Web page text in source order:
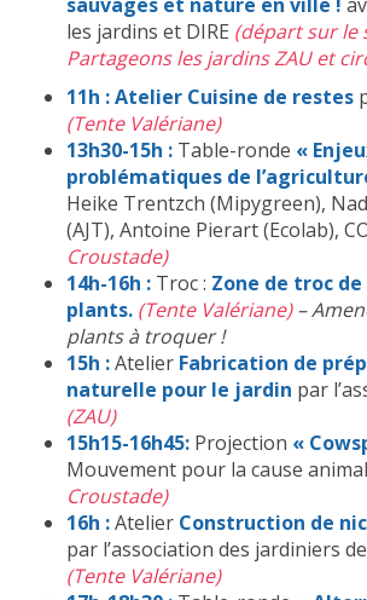
les jardins et DIRE (départ sur le
Partageons les jardins ZAU et
11h :Atelier Cuisine de restes
(Tente Valériane)
13h30-15h : Table-ronde «
problématiques de
Heike Trentzch (Mipygreen),
(AJT), Antoine Pierart (Ecolab),
Croustade)
14h-16h : Troc : Zone de troc
plants. (Tente Valériane)–
plants à troquer !
15h :Atelier Fabrication de
naturelle pour le jardin par
(ZAU)
15h15-16h45: Projection «
Mouvement pour la cause
Croustade)
16h :Atelier Construction de
par l’association des jardiniers
(Tente Valériane)